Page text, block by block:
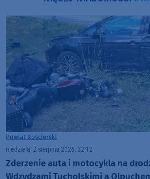
Powiat Kościerski
niedziela, 2 sierpnia 2026, 22:12
Zderzenie auta i motocykla na
Wdzydzami Tucholskimi a